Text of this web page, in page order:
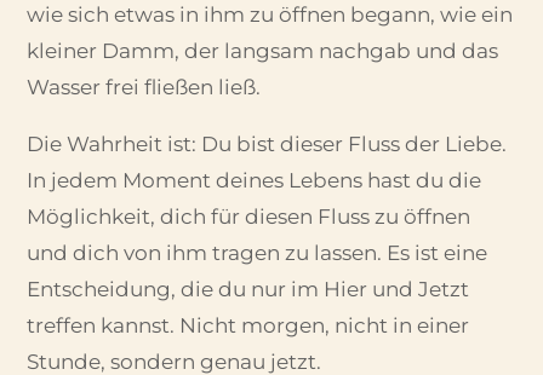
wie sich etwas in ihm zu öffnen begann, wie ein
kleiner Damm, der langsam nachgab und das
Wasser frei fließen ließ.
Die Wahrheit ist: Du bist dieser Fluss der Liebe.
In jedem Moment deines Lebens hast du die
Möglichkeit, dich für diesen Fluss zu öffnen
und dich von ihm tragen zu lassen. Es ist eine
Entscheidung, die du nur im Hier und Jetzt
treffen kannst. Nicht morgen, nicht in einer
Stunde, sondern genau jetzt.